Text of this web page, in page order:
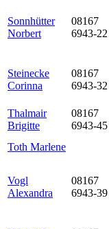
Sonnhütter
Norbert
08167
6943-22
Steinecke
Corinna
08167
6943-32
Thalmair
Brigitte
08167
6943-45
Toth Marlene
Vogl
Alexandra
08167
6943-39